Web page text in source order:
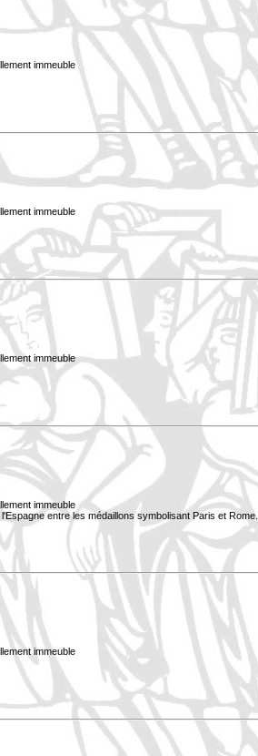
immeuble
immeuble
immeuble
immeuble
entre les médaillons symbolisant Paris et Rome.
immeuble